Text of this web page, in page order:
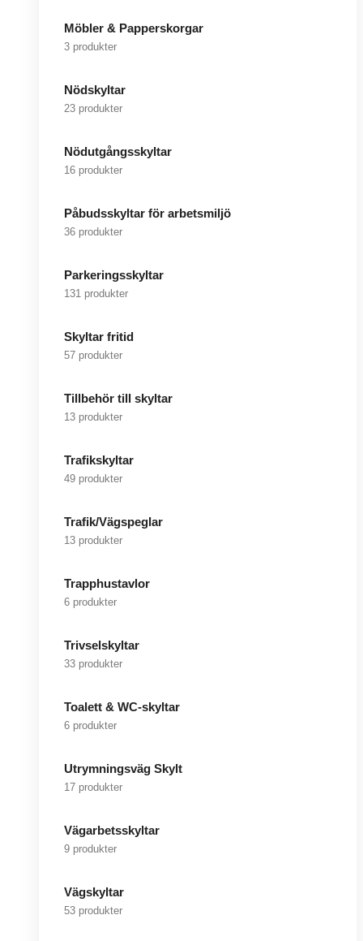
Möbler & Papperskorgar
3 produkter
Nödskyltar
23 produkter
Nödutgångsskyltar
16 produkter
Påbudsskyltar för arbetsmiljö
36 produkter
Parkeringsskyltar
131 produkter
Skyltar fritid
57 produkter
Tillbehör till skyltar
13 produkter
Trafikskyltar
49 produkter
Trafik/Vägspeglar
13 produkter
Trapphustavlor
6 produkter
Trivselskyltar
33 produkter
Toalett & WC-skyltar
6 produkter
Utrymningsväg Skylt
17 produkter
Vägarbetsskyltar
9 produkter
Vägskyltar
53 produkter